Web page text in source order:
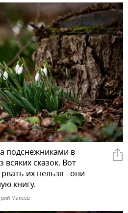
подснежниками в
сказок. Вот
их нельзя - они
книгу.
Макеев